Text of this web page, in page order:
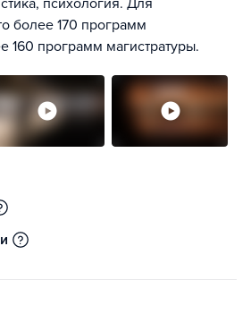
психология. Для
более 170 программ
160 программ магистратуры.